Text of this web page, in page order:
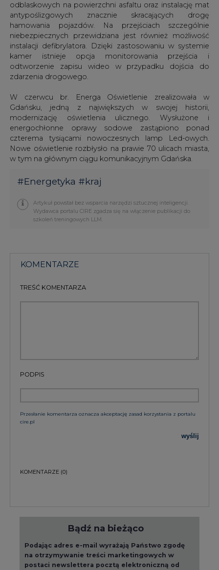
w tym na głównym ciągu komunikacyjnym Gdańska.
#Energetyka #kraj
Artykuł powstał bez wsparcia narzędzi sztucznej inteligencji.
Wydawca portalu CIRE zgadza się na włączenie publikacji do
szkoleń treningowych LLM.
KOMENTARZE
TREŚĆ KOMENTARZA
Przesłanie komentarza oznacza akceptację zasad korzystania z portalu
postaci newslettera pocztą elektroniczną od
Agencji Rynku Energii S.A z siedzibą w
przez nas Państwa danych osobowych, w tym
informacje o przysługujących Państwu
prawach, znajduje się w polityce prywatności.